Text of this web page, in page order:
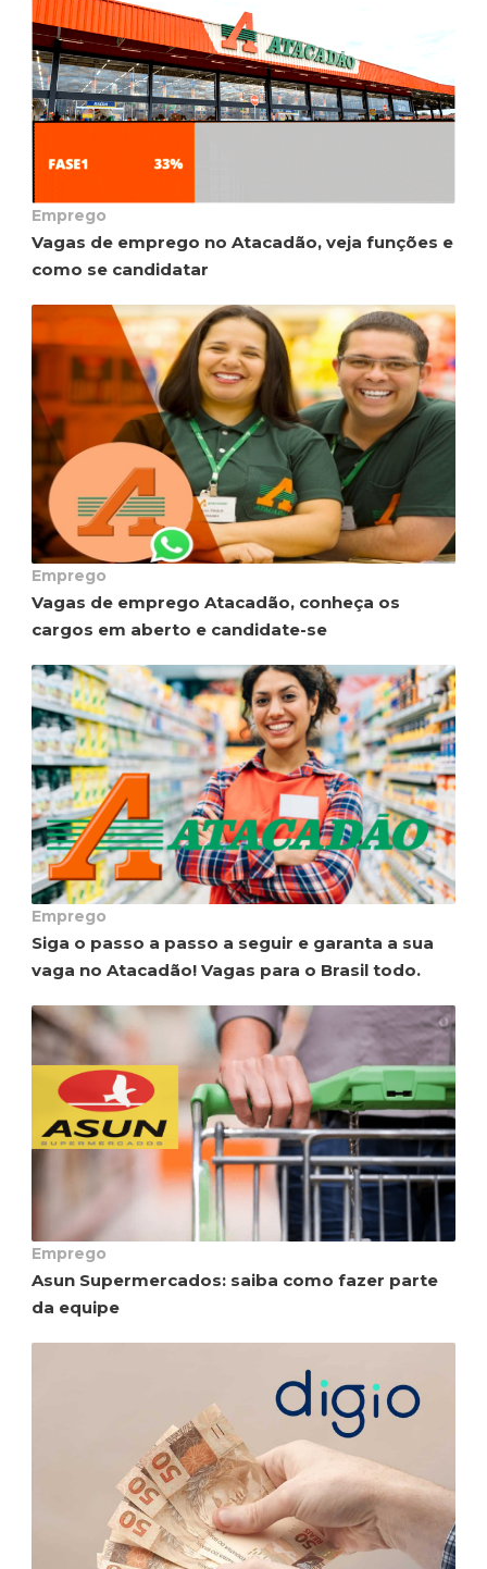
Emprego
Vagas de emprego no Atacadão, veja funções e
como se candidatar
Emprego
Vagas de emprego Atacadão, conheça os
cargos em aberto e candidate-se
Emprego
Siga o passo a passo a seguir e garanta a sua
vaga no Atacadão! Vagas para o Brasil todo.
Emprego
Asun Supermercados: saiba como fazer parte
da equipe